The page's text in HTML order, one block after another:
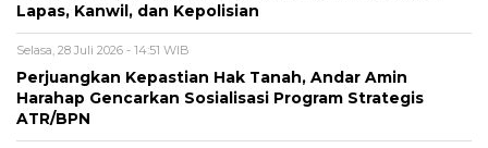
Lapas, Kanwil, dan Kepolisian
Selasa, 28 Juli 2026 - 14:51 WIB
Perjuangkan Kepastian Hak Tanah, Andar Amin
Harahap Gencarkan Sosialisasi Program Strategis
ATR/BPN